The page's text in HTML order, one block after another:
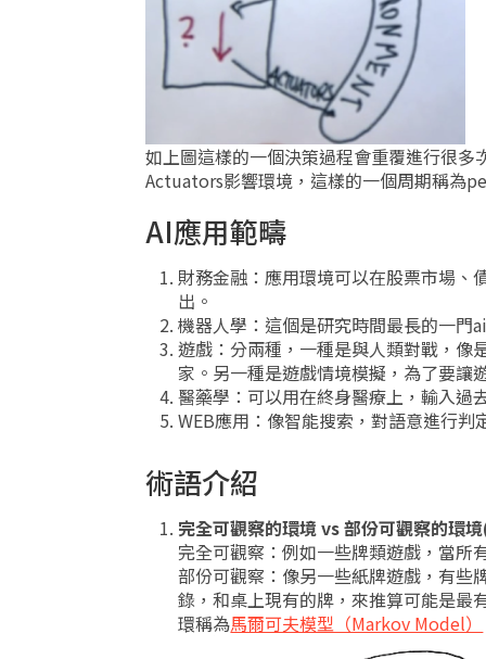
如上圖這樣的一個決策過程會重覆進行很
Actuators影響環境，這樣的一個周期稱為
AI應用範疇
財務金融：應用環境可以在股票市場、
出。
機器人學：這個是研究時間最長的一
遊戲：分兩種，一種是與人類對戰，像
家。另一種是遊戲情境模擬，為了要讓
醫藥學：可以用在終身醫療上，輸入過
WEB應用：像智能搜索，對語意進行
術語介紹
完全可觀察的環境 vs 部份可觀察的環
完全可觀察：例如一些牌類遊戲，當所
部份可觀察：像另一些紙牌遊戲，有些
錄，和桌上現有的牌，來推算可能是最
環稱為馬爾可夫模型（Markov Model）